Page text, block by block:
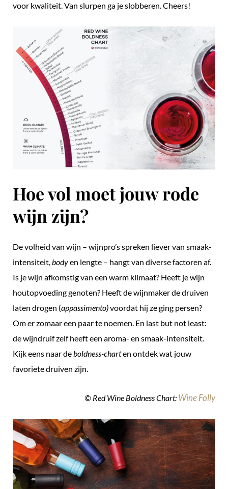
voor kwaliteit. Van slurpen ga je slobberen. Cheers!
Hoe vol moet jouw rode
wijn zijn?
De volheid van wijn – wijnpro’s spreken liever van smaak-
intensiteit,bodyen lengte – hangt van diverse factoren af.
Is je wijn afkomstig van een warm klimaat? Heeft je wijn
houtopvoeding genoten? Heeft de wijnmaker de druiven
laten drogen (appassimento)voordat hij ze ging persen?
Om er zomaar een paar te noemen. En last but not least:
de wijndruif zelf heeft een aroma- en smaak-intensiteit.
Kijk eens naar deboldness-charten ontdek wat jouw
favoriete druiven zijn.
© Red Wine Boldness Chart: Wine Folly